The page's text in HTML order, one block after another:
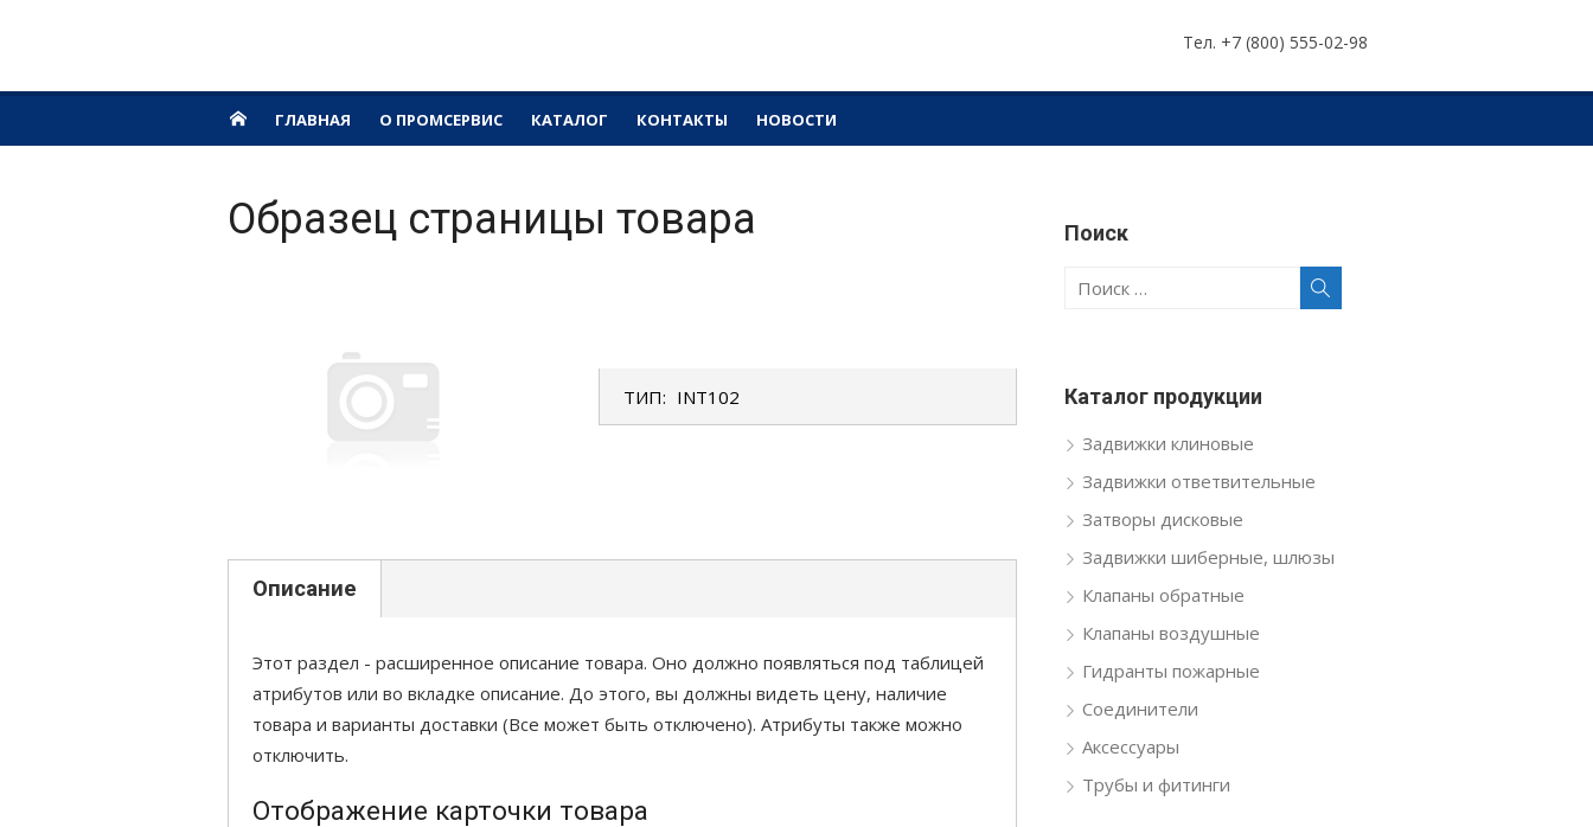
Тел. +7 (800) 555-02-98
ГЛАВНАЯ О ПРОМСЕРВИС КАТАЛОГ КОНТАКТЫ НОВОСТИ
Образец страницы товара
ТИП: INT102
Описание
Этот раздел - расширенное описание товара. Оно должно появляться под таблицей
атрибутов или во вкладке описание. До этого, вы должны видеть цену, наличие
товара и варианты доставки (Все может быть отключено). Атрибуты также можно
отключить.
Отображение карточки товара
Поиск
Поиск
Каталог продукции
Задвижки клиновые
Задвижки ответвительные
Затворы дисковые
Задвижки шиберные, шлюзы
Клапаны обратные
Клапаны воздушные
Гидранты пожарные
Соединители
Аксессуары
Трубы и фитинги